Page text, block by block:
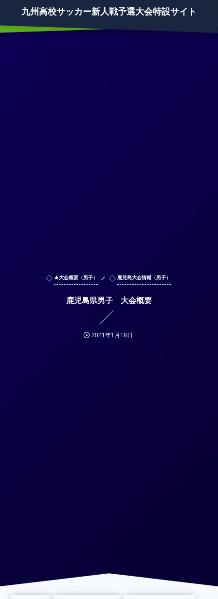
九州高校サッカー新人戦予選大会特設サイト
★大会概要（男子） 鹿児島大会情報（男子）
鹿児島県男子 大会概要
2021年1月18日